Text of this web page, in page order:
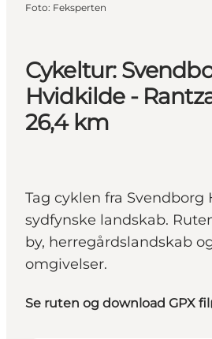
Cykeltur:
Hvidkilde -
26,4 km
Tag cyklen fra Svendborg
sydfynske landskab.
by, herregårdslandskab
omgivelser.
Se ruten og download GPX fil
Foto: Feksperten